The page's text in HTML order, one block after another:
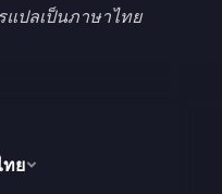
แปลเป็นภาษาไทย